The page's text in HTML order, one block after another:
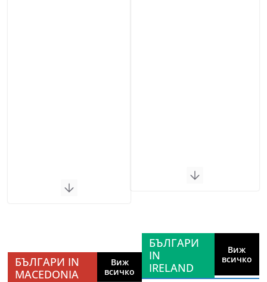
БЪЛГАРИ IN
MACEDONIA
Виж
всичко
БЪЛГАРИ
IN
IRELAND
Виж
всичко